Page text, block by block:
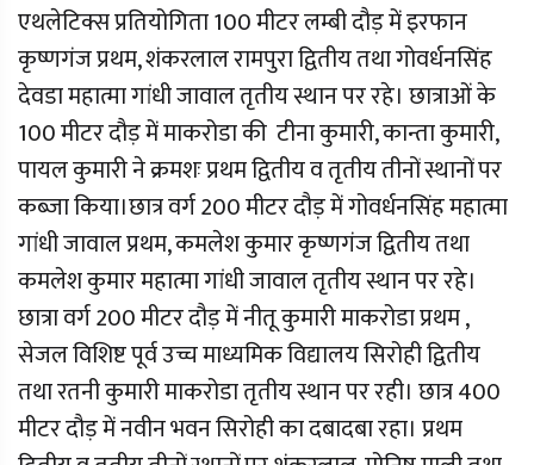
एथलेटिक्स प्रतियोगिता 100 मीटर लम्बी दौड़ में इरफान
कृष्णगंज प्रथम, शंकरलाल रामपुरा द्वितीय तथा गोवर्धनसिंह
देवडा महात्मा गांधी जावाल तृतीय स्थान पर रहे। छात्राओं के
100 मीटर दौड़ में माकरोडा की टीना कुमारी, कान्ता कुमारी,
पायल कुमारी ने क्रमशः प्रथम द्वितीय व तृतीय तीनों स्थानों पर
कब्जा किया।छात्र वर्ग 200 मीटर दौड़ में गोवर्धनसिंह महात्मा
गांधी जावाल प्रथम, कमलेश कुमार कृष्णगंज द्वितीय तथा
कमलेश कुमार महात्मा गांधी जावाल तृतीय स्थान पर रहे।
छात्रा वर्ग 200 मीटर दौड़ में नीतू कुमारी माकरोडा प्रथम ,
सेजल विशिष्ट पूर्व उच्च माध्यमिक विद्यालय सिरोही द्वितीय
तथा रतनी कुमारी माकरोडा तृतीय स्थान पर रही। छात्र 400
मीटर दौड़ में नवीन भवन सिरोही का दबादबा रहा। प्रथम